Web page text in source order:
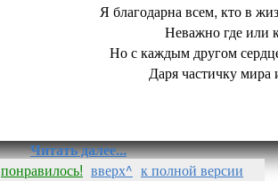
Я благодарна всем, кто в
Неважно где или
Но с каждым другом
Даря частичку мира
Читать далее...
понравилось! вверх^ к полной версии